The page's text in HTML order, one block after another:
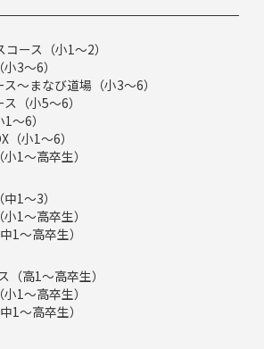
ース（小1～2）
3～6）
～まなび道場（小3～6）
（小5～6）
～6）
（小1～6）
1～高卒生）
1～3）
1～高卒生）
1～高卒生）
（高1～高卒生）
1～高卒生）
1～高卒生）